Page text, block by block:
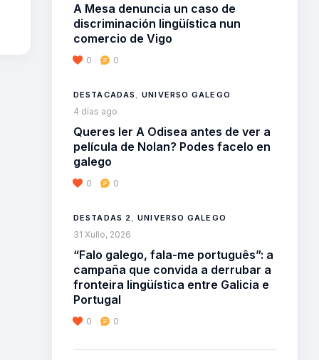
A Mesa denuncia un caso de
discriminación lingüística nun
comercio de Vigo
0 0
DESTACADAS ,UNIVERSO GALEGO
4 días ago
Queres ler A Odisea antes de ver a
película de Nolan? Podes facelo en
galego
0 0
DESTADAS 2 ,UNIVERSO GALEGO
31 Xullo, 2026
“Falo galego, fala-me português”: a
campaña que convida a derrubar a
fronteira lingüística entre Galicia e
Portugal
0 0